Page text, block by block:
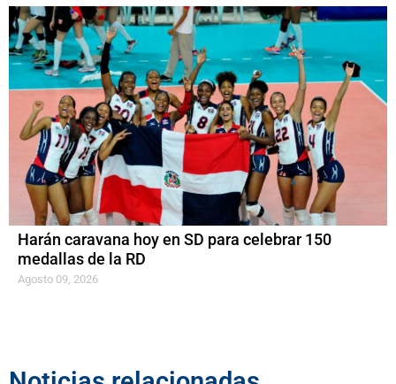
Harán caravana hoy en SD para celebrar 150
medallas de la RD
Agosto 09, 2026